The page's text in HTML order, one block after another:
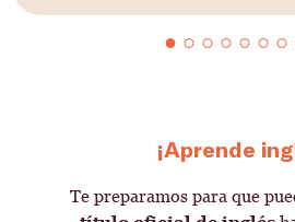
¡Aprende
Te preparamos para que